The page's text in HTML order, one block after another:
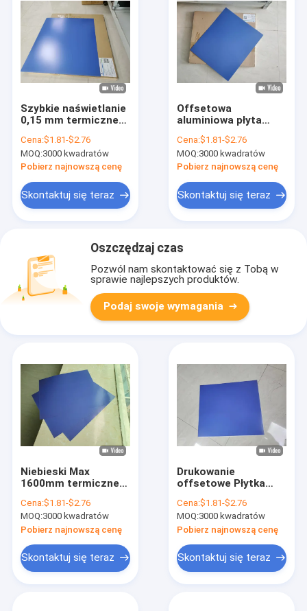
Szybkie naświetlanie
0,15 mm termiczne
offsetowego
Cena:$1.81-$2.76
MOQ:3000 kwadratów
Pobierz najnowszą cenę
Skontaktuj się teraz
Offsetowa
aluminiowa płyta
gazet 1350mm
Maksymalny zakres
Cena:$1.81-$2.76
MOQ:3000 kwadratów
Pobierz najnowszą cenę
Skontaktuj się teraz
Oszczędzaj czas
Pozwól nam skontaktować się z Tobą w
sprawie najlepszych produktów.
Podaj swoje wymagania
Niebieski Max
1600mm termiczne
do druku książek
Cena:$1.81-$2.76
MOQ:3000 kwadratów
Pobierz najnowszą cenę
Skontaktuj się teraz
Drukowanie
offsetowe Płytka
mm 0,28 mm
odporna na korozję
Cena:$1.81-$2.76
MOQ:3000 kwadratów
Pobierz najnowszą cenę
Skontaktuj się teraz